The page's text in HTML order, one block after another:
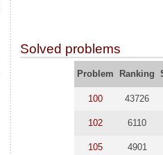
Solved problems
Problem Ranking
100 43726
102 6110
105 4901